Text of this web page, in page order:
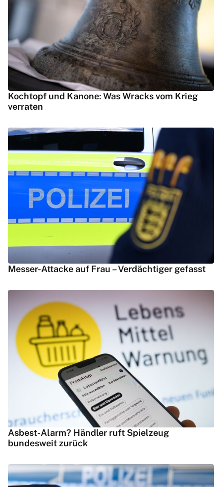
Kochtopf und Kanone: Was Wracks vom Krieg
verraten
Messer-Attacke auf Frau – Verdächtiger gefasst
Asbest-Alarm? Händler ruft Spielzeug
bundesweit zurück